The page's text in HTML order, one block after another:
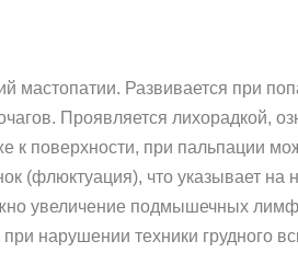
мастопатии. Развивается при
Проявляется лихорадкой,
к поверхности, при пальпации
(флюктуация), что указывает на
увеличение подмышечных
нарушении техники грудного